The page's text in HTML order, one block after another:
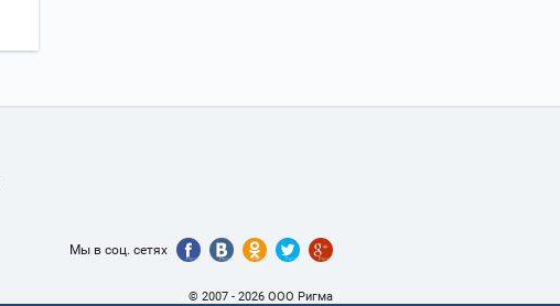
Мы в соц. сетях
© 2007 - 2026 ООО Ригма